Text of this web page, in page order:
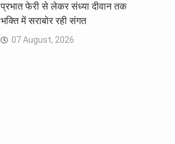
प्रभात फेरी से लेकर संध्या दीवान तक
भक्ति में सराबोर रही संगत
07 August, 2026